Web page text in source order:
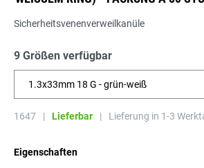
Sicherheitsvenenverweilkanüle
9 Größen verfügbar
1.3x33mm 18 G - grün-weiß
1647 | Lieferbar | Lieferung in 1-3
Eigenschaften